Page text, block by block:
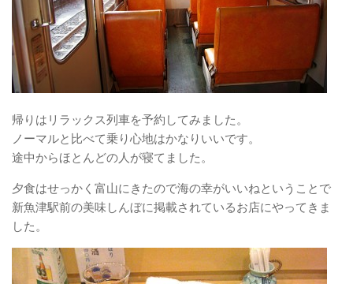
帰りはリラックス列車を予約してみました。
ノーマルと比べて乗り心地はかなりいいです。
途中からほとんどの人が寝てました。
夕食はせっかく富山にきたので海の幸がいいねということで
新魚津駅前の美味しんぼに掲載されているお店にやってきま
した。